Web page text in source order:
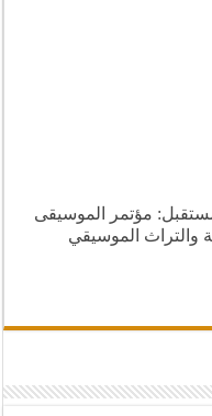
مؤتمر الموسيقى
والتراث الموسيقي